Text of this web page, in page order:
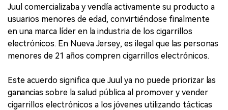
Juul comercializaba y vendía activamente su producto a
usuarios menores de edad, convirtiéndose finalmente
en una marca líder en la industria de los cigarrillos
electrónicos. En Nueva Jersey, es ilegal que las personas
menores de 21 años compren cigarrillos electrónicos.
Este acuerdo significa que Juul ya no puede priorizar las
ganancias sobre la salud pública al promover y vender
cigarrillos electrónicos a los jóvenes utilizando tácticas